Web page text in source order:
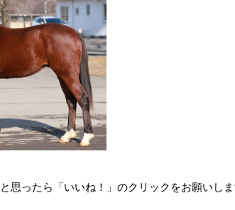
思ったら「いいね！」のクリックをお願いし